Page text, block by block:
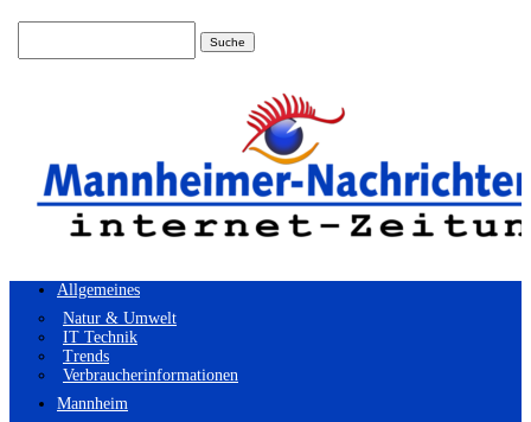
Allgemeines
Natur & Umwelt
IT Technik
Trends
Verbraucherinformationen
Mannheim